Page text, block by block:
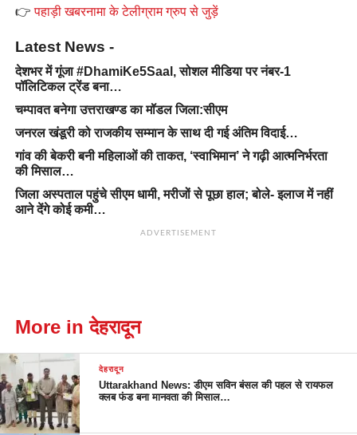
👉पहाड़ी खबरनामा के टेलीग्राम ग्रुप से जुड़ें
Latest News -
देशभर में गूंजा #DhamiKe5Saal, सोशल मीडिया पर नंबर-1
पॉलिटिकल ट्रेंड बना…
चम्पावत बनेगा उत्तराखण्ड का मॉडल जिला:सीएम
जनरल खंडूरी को राजकीय सम्मान के साथ दी गई अंतिम विदाई…
गांव की बेकरी बनी महिलाओं की ताकत, ‘स्वाभिमान’ ने गढ़ी आत्मनिर्भरता
की मिसाल…
जिला अस्पताल पहुंचे सीएम धामी, मरीजों से पूछा हाल; बोले- इलाज में नहीं
आने देंगे कोई कमी…
ADVERTISEMENT
More in देहरादून
देहरादून
Uttarakhand News: डीएम सविन बंसल की पहल से रायफल
क्लब फंड बना मानवता की मिसाल…